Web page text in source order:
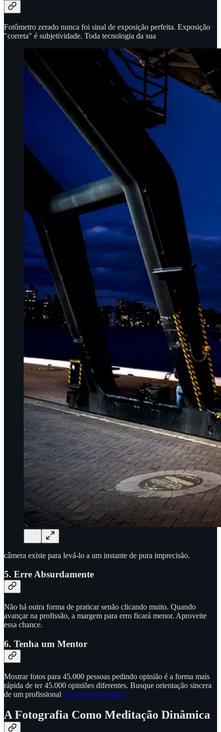
Fotômetro zerado nunca foi sinal de exposição perfeita. Exposição
"correta" é subjetividade. Toda tecnologia da sua
câmera existe para levá-lo a um instante de pura imprecisão.
5. Erre Absurdamente
Não há outra forma de praticar senão clicando muito. Quando
avançar na profissão, a margem para erro ficará menor. Aproveite
essa chance.
6. Tenha um Mentor
Mostrar fotos para 45.000 pessoas pedindo opinião é a forma mais
rápida de ter 45.000 opiniões diferentes. Busque orientação sincera
de um profissional (eu posso te ajudar).
A Fotografia Como Meditação Dinâmica